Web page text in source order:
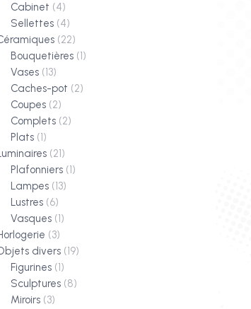
Cabinet (4)
Sellettes (4)
(22)
Bouquetières (1)
Vases (13)
Caches-pot (2)
Coupes (2)
Complets (2)
Plats (1)
(21)
Plafonniers (1)
Lampes (13)
Lustres (6)
Vasques (1)
(3)
divers (19)
Figurines (1)
Sculptures (8)
Miroirs (3)